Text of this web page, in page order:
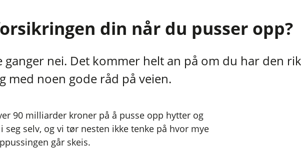
din når du pusser opp?
ganger nei. Det kommer helt an på om du har den
med noen gode råd på veien.
90 milliarder kroner på å pusse opp hytter og
seg selv, og vi tør nesten ikke tenke på hvor mye
går skeis.